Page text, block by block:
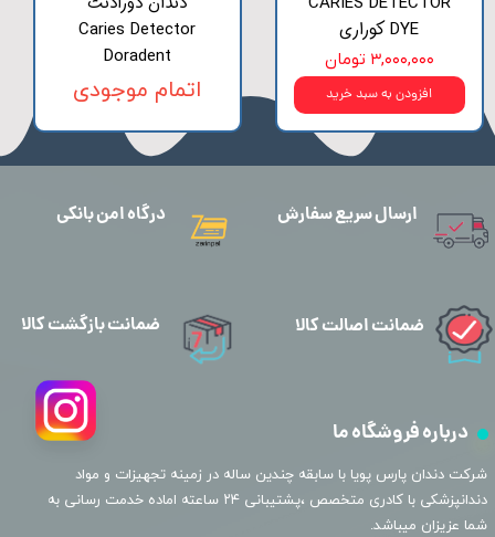
DYE کوراری
۳,۰۰۰,۰۰۰ تومان
افزودن به سبد خرید
Caries Detector
Doradent
اتمام موجودی
ارسال سریع سفارش
درباره فروشگاه ما
​شرکت دندان پارس پویا با سابقه چندین ساله در زمینه تجهیزات و مواد
دندانپزشکی با کادری متخصص ،پشتیبانی ۲۴ ساعته اماده خدمت رسانی به
شما عزیزان میباشد.
درگاه امن بانکی
ضمانت اصالت کالا ضمانت بازگشت کالا